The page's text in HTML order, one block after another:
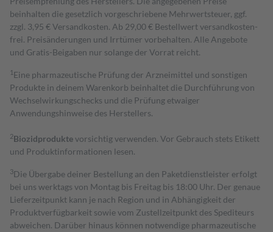
beinhalten die gesetzlich vorgeschriebene Mehrwertsteuer, ggf.
zzgl. 3,95 € Versandkosten. Ab 29,00 € Bestell­wert versand­kosten­
frei. Preisänderungen und Irrtümer vorbehalten. Alle Angebote
und Gratis-Beigaben nur solange der Vorrat reicht.
1 Eine pharmazeutische Prüfung der Arzneimittel und sonstigen
Produkte in deinem Warenkorb beinhaltet die Durchführung von
Wechselwirkungschecks und die Prüfung etwaiger
Anwendungshinweise des Herstellers.
2Biozidproduktevorsichtig verwenden. Vor Gebrauch stets Etikett
und Produktinformationen lesen.
3Die Übergabe deiner Bestellung an den Paketdienstleister erfolgt
bei uns werktags von Montag bis Freitag bis 18:00 Uhr. Der genaue
Lieferzeitpunkt kann je nach Region und in Abhängigkeit der
Produktverfügbarkeit sowie vom Zustellzeitpunkt des Spediteurs
abweichen. Darüber hinaus können notwendige pharmazeutische